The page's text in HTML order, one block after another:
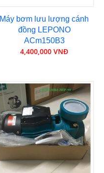
Máy bơm lưu lượng cánh
đồng LEPONO
ACm150B3
4,400,000 VNĐ